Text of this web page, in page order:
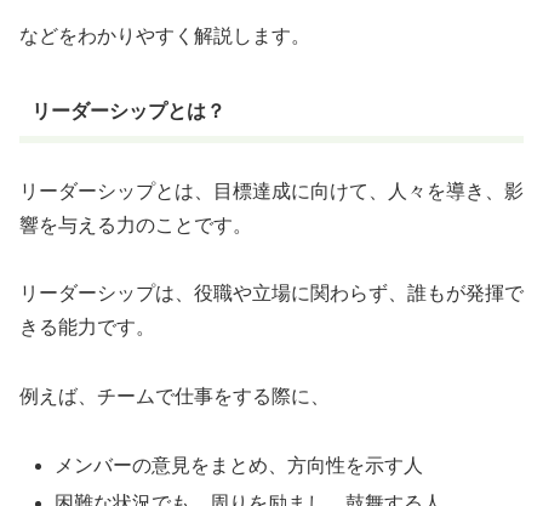
などをわかりやすく解説します。
リーダーシップとは？
リーダーシップとは、目標達成に向けて、人々を導き、影
響を与える力のことです。
リーダーシップは、役職や立場に関わらず、誰もが発揮で
きる能力です。
例えば、チームで仕事をする際に、
メンバーの意見をまとめ、方向性を示す人